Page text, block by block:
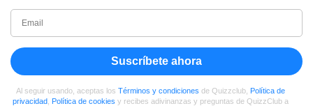
Suscríbete ahora
Al seguir usando, aceptas los Términos y condiciones de Quizzclub, Política de
privacidad, Política de cookies y recibes adivinanzas y preguntas de QuizzClub a